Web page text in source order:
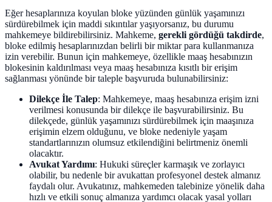
Eğer hesaplarınıza koyulan bloke yüzünden günlük yaşamınızı
sürdürebilmek için maddi sıkıntılar yaşıyorsanız, bu durumu
mahkemeye bildirebilirsiniz. Mahkeme, gerekli gördüğü takdirde,
bloke edilmiş hesaplarınızdan belirli bir miktar para kullanmanıza
izin verebilir. Bunun için mahkemeye, özellikle maaş hesabınızın
blokesinin kaldırılması veya maaş hesabınıza kısıtlı bir erişim
sağlanması yönünde bir taleple başvuruda bulunabilirsiniz:
Dilekçe İle Talep: Mahkemeye, maaş hesabınıza erişim izni
verilmesi konusunda bir dilekçe ile başvurabilirsiniz. Bu
dilekçede, günlük yaşamınızı sürdürebilmek için maaşınıza
erişimin elzem olduğunu, ve bloke nedeniyle yaşam
standartlarınızın olumsuz etkilendiğini belirtmeniz önemli
olacaktır.
Avukat Yardımı: Hukuki süreçler karmaşık ve zorlayıcı
olabilir, bu nedenle bir avukattan profesyonel destek almanız
faydalı olur. Avukatınız, mahkemeden talebinize yönelik daha
hızlı ve etkili sonuç almanıza yardımcı olacak yasal yolları